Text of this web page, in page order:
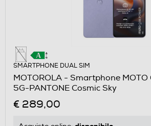
SMARTPHONE DUAL SIM
MOTOROLA - Smartphone MOTO
5G-PANTONE Cosmic Sky
€ 289,00